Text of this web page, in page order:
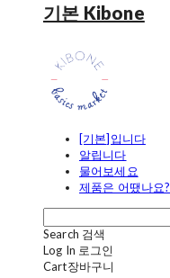
기본 Kibone
[기본]입니다
알립니다
물어보세요
제품은 어땠나요?
Search 검색
Log In 로그인
Cart장바구니